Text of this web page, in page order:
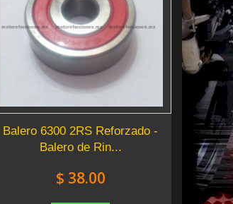
Balero 6300 2RS Reforzado -
Balero de Rin...
$ 38.00